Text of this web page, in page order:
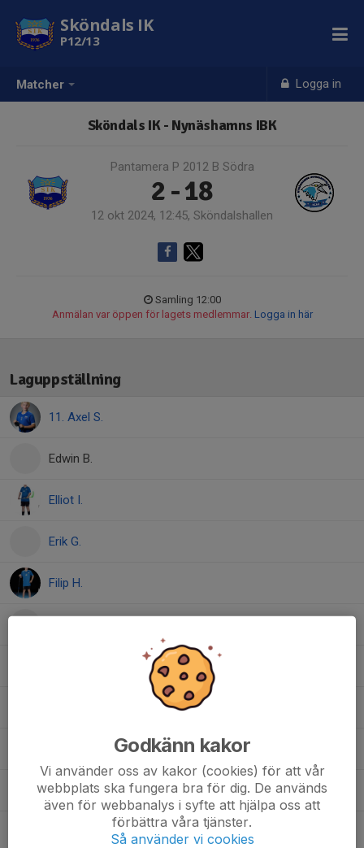
Matcher Logga in
Sköndals IK
P12/13
Sköndals IK - Nynäshamns IBK
Pantamera P 2012 B Södra
2 - 18
12 okt 2024, 12:45, Sköndalshallen
Samling 12:00
Anmälan var öppen för lagets medlemmar. Logga in här
Laguppställning
11. Axel S.
Edwin B.
Elliot I.
Erik G.
Filip H.
Ivan E.
Godkänn kakor
Vi använder oss av kakor (cookies) för att vår
webbplats ska fungera bra för dig. De används
även för webbanalys i syfte att hjälpa oss att
förbättra våra tjänster.
Så använder vi cookies